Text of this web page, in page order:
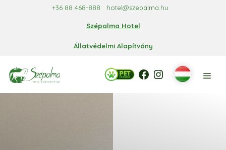
+36 88 468-888 hotel@szepalma.hu
Szépalma Hotel
Állatvédelmi Alapítvány
Facebook Facebook
Instagram